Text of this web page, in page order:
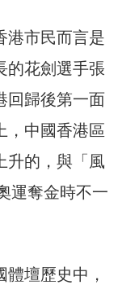
港市民而言是
的花劍選手張
回歸後第一面
，中國香港區
升的，與「風
運奪金時不一
壇歷史中，